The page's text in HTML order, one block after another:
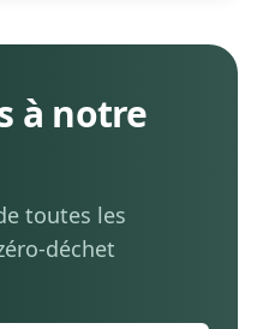
à notre
toutes les
déchet